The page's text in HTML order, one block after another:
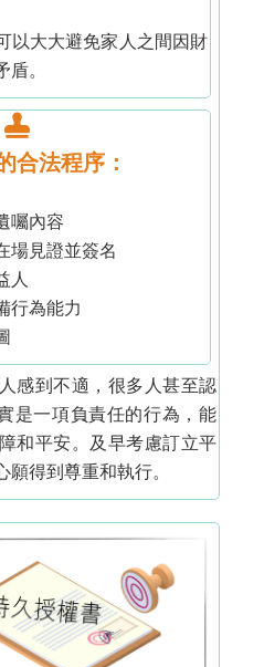
以大大避免家人之間因財
。
合法程序：
囑內容
場見證並簽名
人
行為能力
感到不適，很多人甚至認
是一項負責任的行為，能
和平安。及早考慮訂立平
得到尊重和執行。